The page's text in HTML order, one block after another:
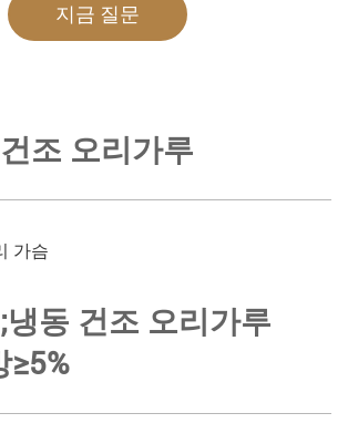
지금 질문
조 오리가루
가슴
동 건조 오리가루
≥5%